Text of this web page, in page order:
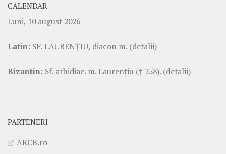
CALENDAR
Luni, 10 august 2026
Latin: SF. LAURENŢIU, diacon m. (detalii)
Bizantin: Sf. arhidiac. m. Laurenţiu († 258). (detalii)
PARTENERI
ARCB.ro